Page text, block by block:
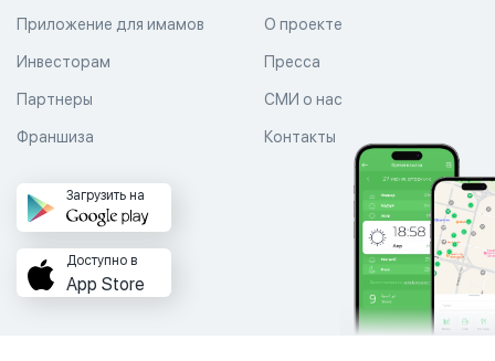
Приложение для имамов О проекте
Пресса
СМИ о нас
Контакты
Инвесторам
Партнеры
Франшиза
Загрузить на
Доступно в
App Store